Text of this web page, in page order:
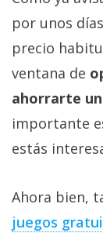
por unos
precio
ventana de
ahorrarte
importante
estás
Ahora bien,
juegos